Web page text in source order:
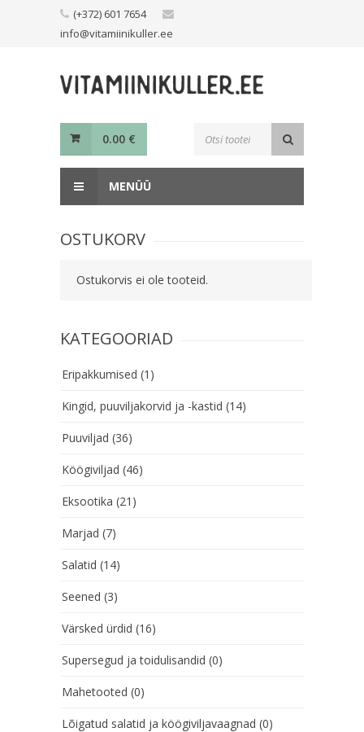
(+372) 601 7654
info@vitamiinikuller.ee
0.00 €
MENÜÜ
OSTUKORV
Ostukorvis ei ole tooteid.
KATEGOORIAD
Eripakkumised (1)
Kingid, puuviljakorvid ja -kastid (14)
Puuviljad (36)
Köögiviljad (46)
Eksootika (21)
Marjad (7)
Salatid (14)
Seened (3)
Värsked ürdid (16)
Supersegud ja toidulisandid (0)
Mahetooted (0)
Lõigatud salatid ja köögiviljavaagnad (0)